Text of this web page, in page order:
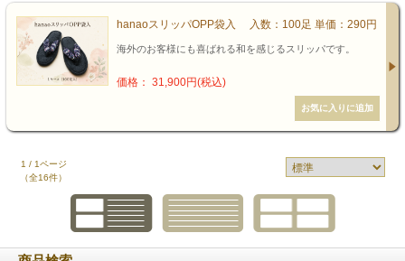
hanaoスリッパOPP袋入 入数：100足 単価：290円
海外のお客様にも喜ばれる和を感じるスリッパです。
価格： 31,900円(税込)
1 / 1ページ
（全16件）